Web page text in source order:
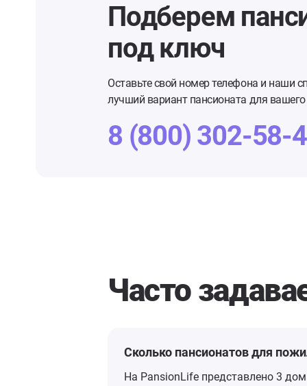
Подберем
под ключ
Оставьте свой номер телефона и наши
лучший вариант пансионата для вашего
8 (800) 302-58-
Часто
Сколько пансионатов для
На PansionLife представлено 3